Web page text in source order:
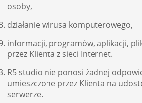
osoby,
działanie wirusa komputerowego,
informacji, programów, aplikacji,
przez Klienta z sieci Internet.
R5 studio nie ponosi żadnej
umieszczone przez Klienta na
serwerze.